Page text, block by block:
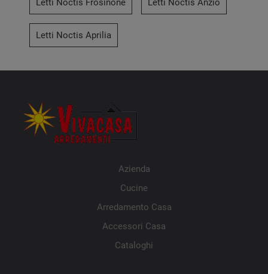
Letti Noctis Frosinone Letti Noctis Anzio
Letti Noctis Aprilia
Azienda
Cucine
Arredamento Casa
Accessori Casa
Cataloghi